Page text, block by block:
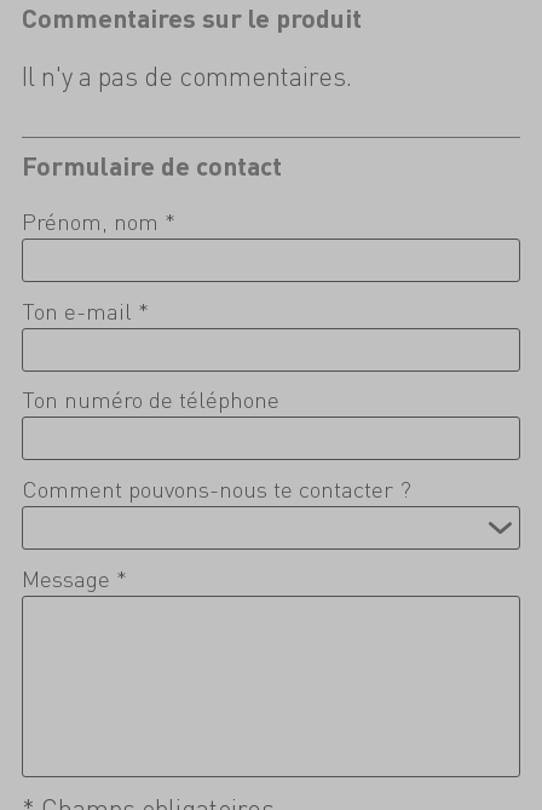
Commentaires sur le produit
Il n'y a pas de commentaires.
Formulaire de contact
Prénom, nom *
Ton e-mail *
Ton numéro de téléphone
Comment pouvons-nous te contacter ?
Message *